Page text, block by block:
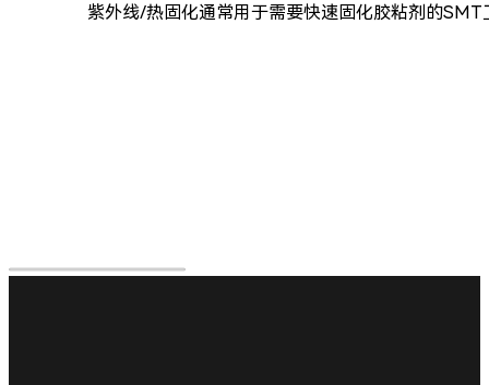
紫外线/热固化通常用于需要快速固化胶粘剂的SMT